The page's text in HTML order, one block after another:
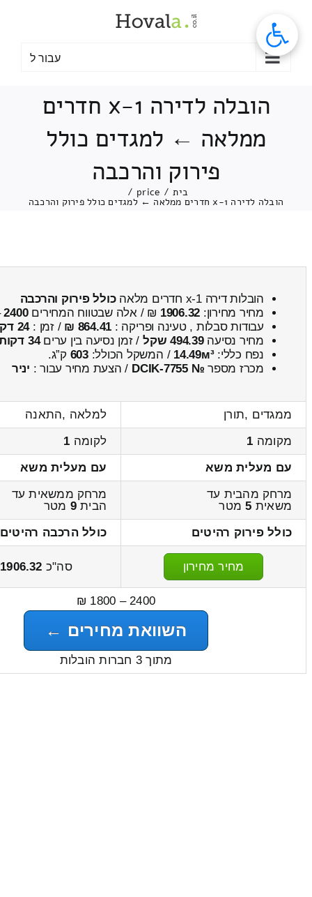
עבור ל
הובלה לדירה 1-x חדרים
ממלאה ← למגדים כולל
פירוק והרכבה
בית /
price
/
הובלה לדירה 1-x חדרים ממלאה ← למגדים כולל פירוק והרכבה
הובלות דירה 1-x חדרים מלאה
כולל פירוק והרכבה
מחיר מחירון: 1906.32 ₪ / אלה שבטווח המחירים2400
עבודות סבלות , טעינה ופריקה : 864.41 ₪ / זמן :24 דקות 41 שניות
מחיר נסיעה494.39 שקל / זמן נסיעה בין ערים34 דקות
נפח כללי:14.49м³ / המשקל הכולל:603 ק”ג.
מכרז מספר № DCIK-7755 / הצעת מחיר עבור : יניר
ממגדים ,תורן
למלאה ,התאנה
מקומה 1 לקומה 1
עם מעלית משא
עם מעלית משא
מרחק מהבית עד
משאית 5מטר
מרחק ממשאית עד
הבית9 מטר
כולל פירוק רהיטים
כולל הרכבה רהיטים
מחיר מחירון סה"כ 1906.32
2400 – 1800 ₪
השוואת מחירים ←
מתוך 3 חברות הובלות